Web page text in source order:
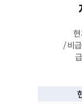
/ 비